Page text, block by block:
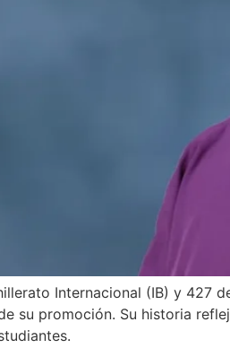
Internacional (IB) y 427
su promoción. Su historia